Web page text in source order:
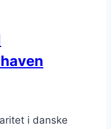
i danske